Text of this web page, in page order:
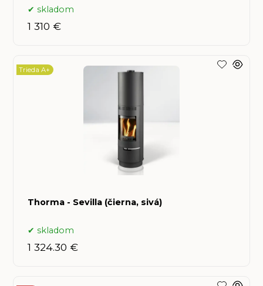
skladom
1 310 €
Thorma - Sevilla (čierna, sivá)
Trieda A+
skladom
1 324.30 €